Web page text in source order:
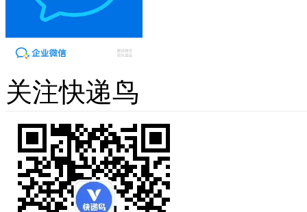
关注快递鸟